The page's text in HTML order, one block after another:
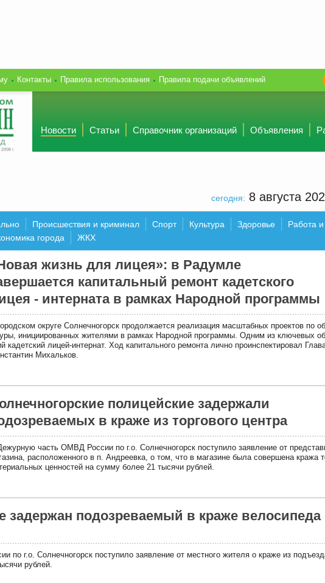
Контакты Правила использования Правила подачи объявлений
Новости Статьи Справочник организаций Объявления
сегодня: 8 августа
Происшествия и криминал Спорт Культура Здоровье
Работа
города ЖКХ
жизнь для лицея»: в Радумле
капитальный ремонт кадетского
- интерната в рамках Народной программы
округе Солнечногорск продолжается реализация масштабных проектов по
инициированных жителями в рамках Народной программы. Одним из ключевых
кадетский лицей-интернат. Ход капитального ремонта лично проинспектировал
Михальков.
полицейские задержали
в краже из торгового центра
часть ОМВД России по г.о. Солнечногорск поступило заявление от
расположенного в п. Андреевка, о том, что в магазине была совершена кража
ценностей на сумму более 21 тысячи рублей.
задержан подозреваемый в краже велосипеда
г.о. Солнечногорск поступило заявление от местного жителя о краже из
рублей.